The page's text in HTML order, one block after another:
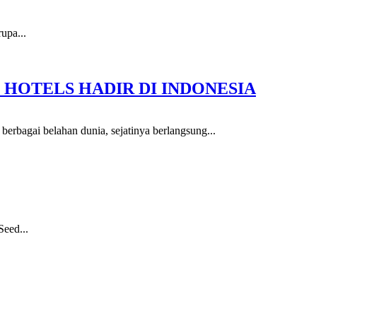
HOTELS HADIR DI INDONESIA
belahan dunia, sejatinya berlangsung...